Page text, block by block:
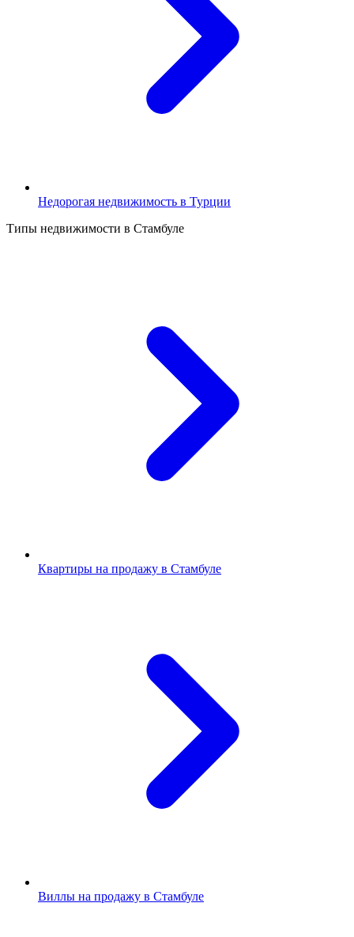
Недорогая недвижимость в Турции
Типы недвижимости в Стамбуле
Квартиры на продажу в Стамбуле
Виллы на продажу в Стамбуле